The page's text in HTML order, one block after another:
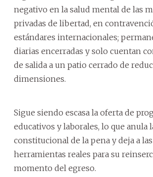
negativo en la salud mental de las
privadas de libertad, en
estándares internacionales;
diarias encerradas y solo cuentan
de salida a un patio cerrado de
dimensiones.
Sigue siendo escasa la oferta de
educativos y laborales, lo que anula
constitucional de la pena y deja a
herramientas reales para su
momento del egreso.